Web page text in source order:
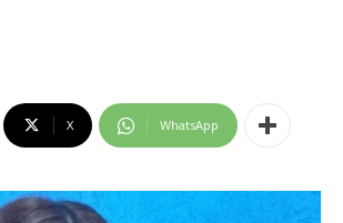
X WhatsApp